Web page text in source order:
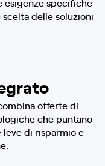
delle soluzioni
offerte di
che puntano
di risparmio e